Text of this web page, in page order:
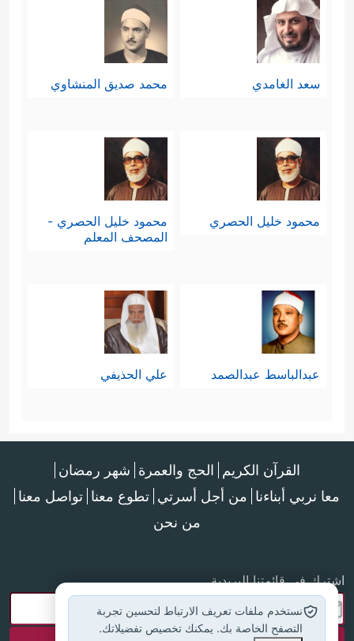
سعد الغامدي محمد صديق المنشاوي
محمود خليل الحصري
محمود خليل الحصري -
المصحف المعلم
عبدالباسط عبدالصمد علي الحذيفي
القرآن الكريم الحج والعمرة شهر رمضان
معا نربي أبناءنا من أجل أسرتي تطوع معنا تواصل معنا
من نحن
اشترك في قائمتنا البريدية
نستخدم ملفات تعريف الارتباط لتحسين تجربة
التصفح الخاصة بك. يمكنك تخصيص تفضيلاتك.